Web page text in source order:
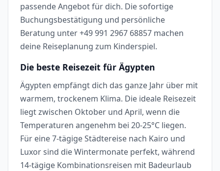
passende Angebot für dich. Die sofortige
Buchungsbestätigung und persönliche
Beratung unter +49 991 2967 68857 machen
deine Reiseplanung zum Kinderspiel.
Die beste Reisezeit für Ägypten
Ägypten empfängt dich das ganze Jahr über mit
warmem, trockenem Klima. Die ideale Reisezeit
liegt zwischen Oktober und April, wenn die
Temperaturen angenehm bei 20-25°C liegen.
Für eine 7-tägige Städtereise nach Kairo und
Luxor sind die Wintermonate perfekt, während
14-tägige Kombinationsreisen mit Badeurlaub